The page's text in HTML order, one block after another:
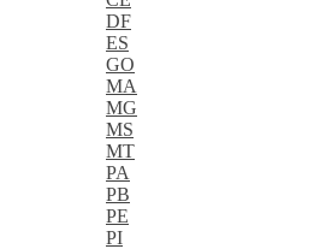
DF
ES
GO
MA
MG
MS
MT
PA
PB
PE
PI